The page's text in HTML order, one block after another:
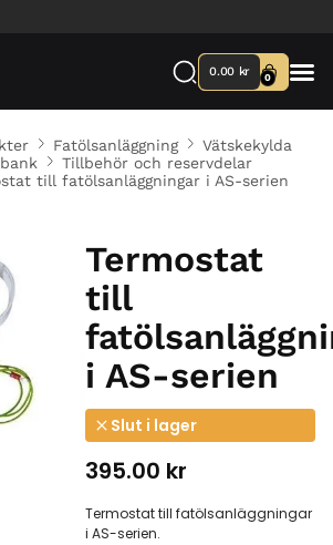
0.00 kr 0
Fatölsanläggning
Vätskekylda
Tillbehör och reservdelar
till fatölsanläggningar i AS-serien
Termostat
till
i AS-serien
Slut i lager
395.00 kr
Termostat till fatölsanläggningar
i AS-serien.